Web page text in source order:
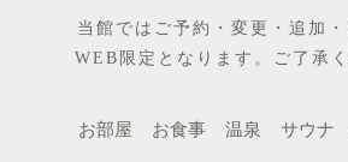
当館ではご予約・変更・追加
WEB限定となります。ご了承
お部屋 お食事 温泉 サウナ